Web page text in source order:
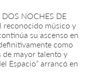
DOS NOCHES DE
reconocido músico y
su ascenso en
como
de mayor talento y
Espacio” arrancó en